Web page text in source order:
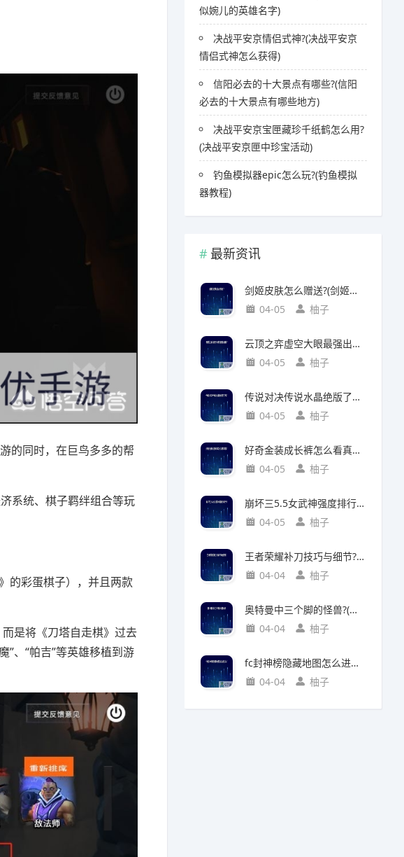
的同时，在巨鸟多多的帮
系统、棋子羁绊组合等玩
的彩蛋棋子），并且两款
是将《刀塔自走棋》过去
”、“帕吉”等英雄移植到游
似婉儿的英雄名字)
决战平安京情侣式神?(决战平安京
情侣式神怎么获得)
信阳必去的十大景点有哪些?(信阳
必去的十大景点有哪些地方)
决战平安京宝匣藏珍千纸鹤怎么用?
(决战平安京匣中珍宝活动)
钓鱼模拟器epic怎么玩?(钓鱼模拟
器教程)
最新资讯
剑姬皮肤怎么赠送?(剑姬皮肤怎么赠送给别人)
04-05
柚子
云顶之弈虚空大眼最强出装?(云顶之弈虚空之眼出装)
04-05
柚子
传说对决传说水晶绝版了吗?(传说对决 传说水晶)
04-05
柚子
好奇金装成长裤怎么看真假?(好奇金装成长裤怎么看真假鉴别)
04-05
柚子
崩坏三5.5女武神强度排行?(崩坏三5.2女武神强度)
04-05
柚子
王者荣耀补刀技巧与细节?(王者荣耀补刀技巧视频)
04-04
柚子
奥特曼中三个脚的怪兽?(奥特曼中三个脚的怪兽叫什么)
04-04
柚子
fc封神榜隐藏地图怎么进入?(fc封神榜 隐藏)
04-04
柚子